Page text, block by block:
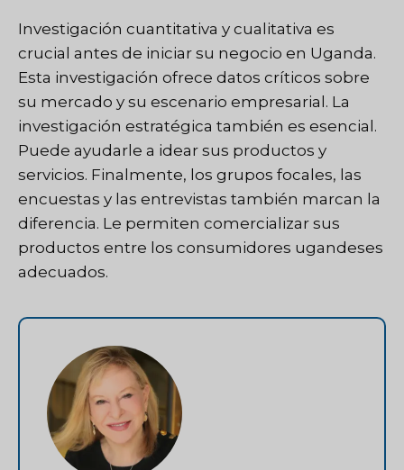
Investigación cuantitativa y cualitativa es
crucial antes de iniciar su negocio en Uganda.
Esta investigación ofrece datos críticos sobre
su mercado y su escenario empresarial. La
investigación estratégica también es esencial.
Puede ayudarle a idear sus productos y
servicios. Finalmente, los grupos focales, las
encuestas y las entrevistas también marcan la
diferencia. Le permiten comercializar sus
productos entre los consumidores ugandeses
adecuados.